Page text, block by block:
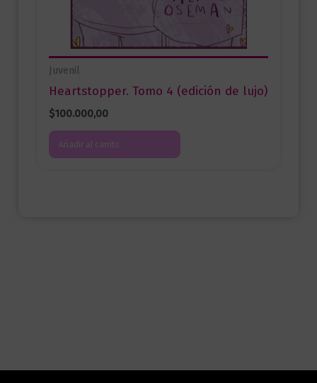
Juvenil
Heartstopper. Tomo 4 (edición de lujo)
$100.000,00
Añadir al carrito